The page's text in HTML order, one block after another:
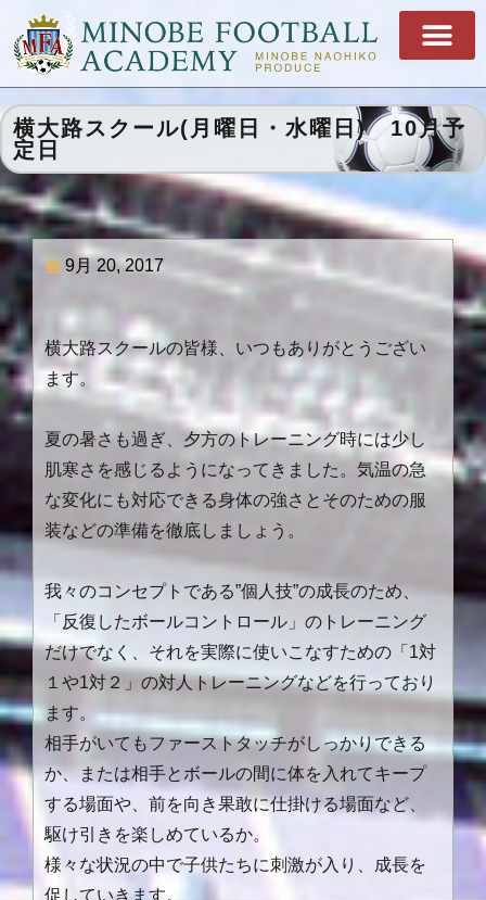
横大路スクール(月曜日・水曜日) 10月予
定日
9月 20, 2017
横大路スクールの皆様、いつもありがとうござい
ます。
夏の暑さも過ぎ、夕方のトレーニング時には少し
肌寒さを感じるようになってきました。気温の急
な変化にも対応できる身体の強さとそのための服
装などの準備を徹底しましょう。
我々のコンセプトである”個人技”の成長のため、
「反復したボールコントロール」のトレーニング
だけでなく、それを実際に使いこなすための「1対
１や1対２」の対人トレーニングなどを行っており
ます。
相手がいてもファーストタッチがしっかりできる
か、または相手とボールの間に体を入れてキープ
する場面や、前を向き果敢に仕掛ける場面など、
駆け引きを楽しめているか。
様々な状況の中で子供たちに刺激が入り、成長を
促していきます。